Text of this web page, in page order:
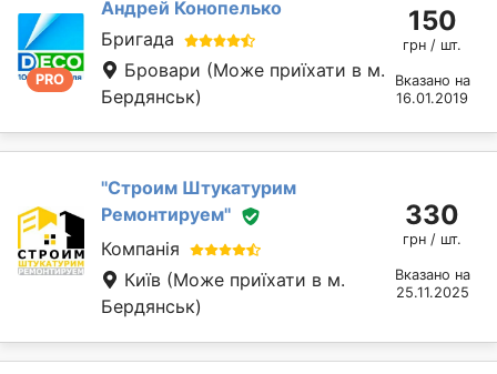
PRO
Андрей Конопелько
Бригада
Бровари (Може приїхати в м.
Бердянськ)
150
грн / шт.
Вказано на
16.01.2019
''Строим Штукатурим
Ремонтируем''
Компанія
Київ (Може приїхати в м.
Бердянськ)
330
грн / шт.
Вказано на
25.11.2025